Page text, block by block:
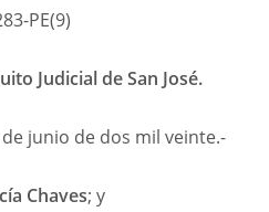
PE(9)
Judicial de San José.
junio de dos mil veinte.-
Chaves; y